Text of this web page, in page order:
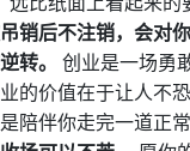
销后不注销，会对
转。 创业是一场勇
的价值在于让人不
陪伴你走完一道正